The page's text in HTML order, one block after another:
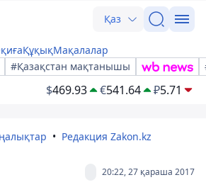
Қаз
ҚұқықМақалалар
#Қазақстан мақтанышы
$469.93 €541.64 ₽5.71
Редакция Zakon.kz
20:22, 27 қараша 2017